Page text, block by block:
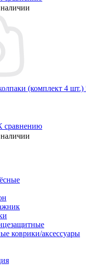
(комплект 4
сравнению
коврики/аксессуары